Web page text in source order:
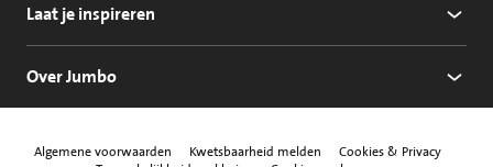
Laat je inspireren
Over Jumbo
Algemene voorwaarden Kwetsbaarheid melden
Cookies & Privacy